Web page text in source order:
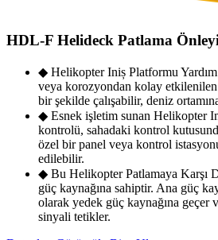
HDL-F Helideck Patlama
◆ Helikopter Iniș Platformu
veya korozyondan kolay
bir şekilde çalışabilir, deniz
◆ Esnek işletim sunan Helikopter
kontrolü, sahadaki kontrol
özel bir panel veya kontrol
edilebilir.
◆ Bu Helikopter Patlamaya Karşı
güç kaynağına sahiptir. Ana güç
olarak yedek güç kaynağına geçer
sinyali tetikler.